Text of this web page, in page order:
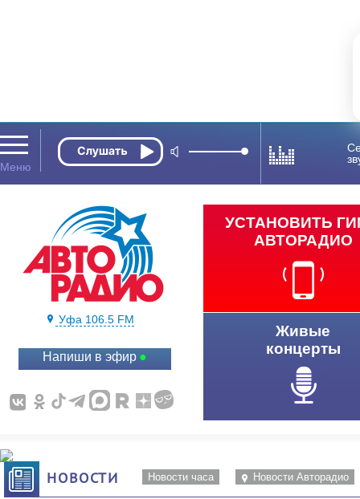
Уфа 106.5 FM
Напиши в эфир
УСТАНОВИТЬ
АВТОРАДИО
Живые
концерты
НОВОСТИ Новости часа Новости Авторадио